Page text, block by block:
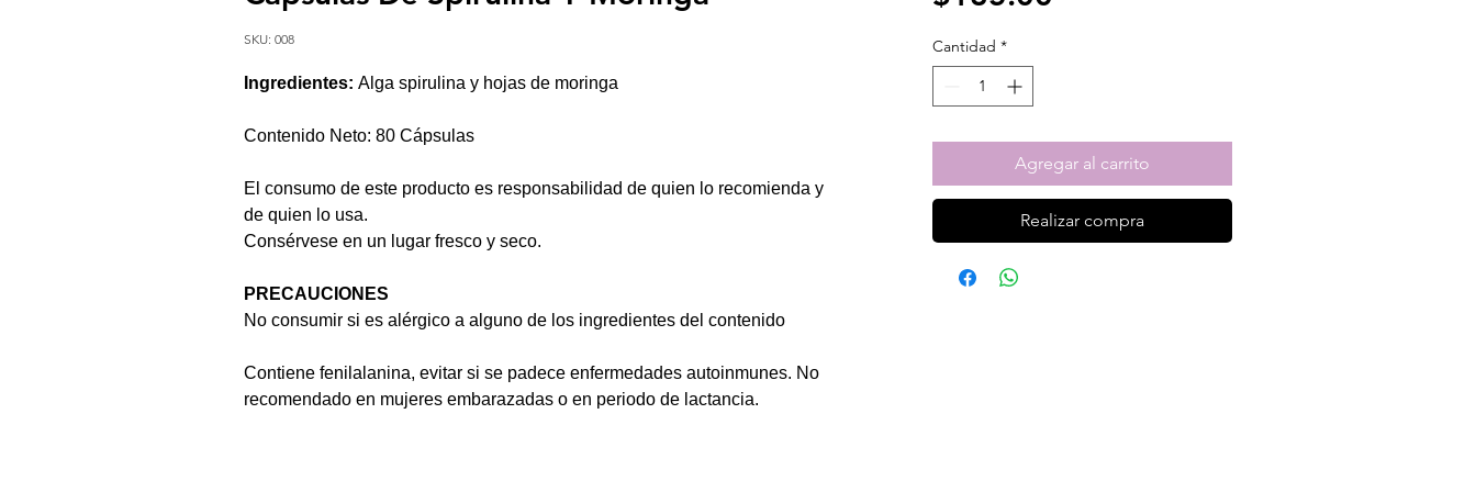
SKU: 008
Ingredientes: Alga spirulina y hojas de moringa
Contenido Neto: 80 Cápsulas
El consumo de este producto es responsabilidad de quien lo recomienda y
de quien lo usa.
Consérvese en un lugar fresco y seco.
PRECAUCIONES
No consumir si es alérgico a alguno de los ingredientes del contenido
Contiene fenilalanina, evitar si se padece enfermedades autoinmunes. No
recomendado en mujeres embarazadas o en periodo de lactancia.
Cantidad *
Agregar al carrito
Realizar compra